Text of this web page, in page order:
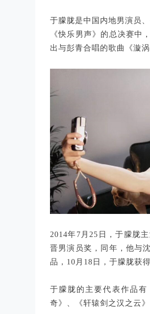
于朦胧是中国内地男演员
《快乐男声》的总决赛中
出与彭青合唱的歌曲《漩
2014年7月25日，于朦胧
晋男演员奖，同年，他与
品，10月18日，于朦胧获
于朦胧的主要代表作品
奇》、《轩辕剑之汉之云》